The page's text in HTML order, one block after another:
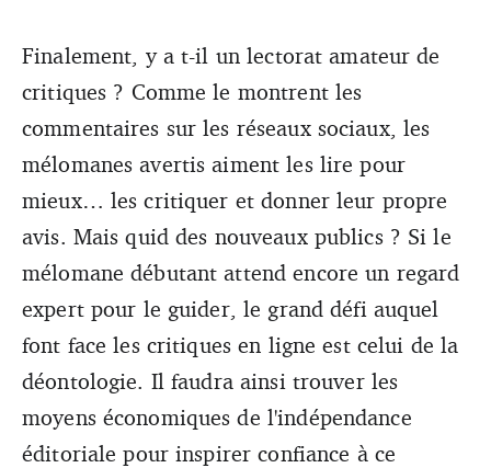
Finalement, y a t-il un lectorat amateur de
critiques ? Comme le montrent les
commentaires sur les réseaux sociaux, les
mélomanes avertis aiment les lire pour
mieux… les critiquer et donner leur propre
avis. Mais quid des nouveaux publics ? Si le
mélomane débutant attend encore un regard
expert pour le guider, le grand défi auquel
font face les critiques en ligne est celui de la
déontologie. Il faudra ainsi trouver les
moyens économiques de l'indépendance
éditoriale pour inspirer confiance à ce